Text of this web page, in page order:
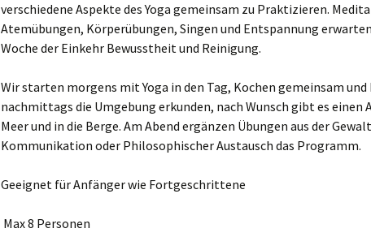
verschiedene Aspekte des Yoga gemeinsam zu Praktizieren.
Atemübungen, Körperübungen, Singen und Entspannung
Woche der Einkehr Bewusstheit und Reinigung.
Wir starten morgens mit Yoga in den Tag, Kochen gemeinsam und
nachmittags die Umgebung erkunden, nach Wunsch gibt es einen
Meer und in die Berge. Am Abend ergänzen Übungen aus der
Kommunikation oder Philosophischer Austausch das Programm.
Geeignet für Anfänger wie Fortgeschrittene
Max 8 Personen